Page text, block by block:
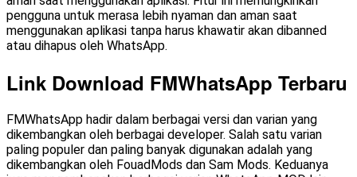
pengguna untuk merasa lebih nyaman dan aman saat
menggunakan aplikasi tanpa harus khawatir akan dibanned
atau dihapus oleh WhatsApp.
Link Download FMWhatsApp Terbaru
FMWhatsApp hadir dalam berbagai versi dan varian yang
dikembangkan oleh berbagai developer. Salah satu varian
paling populer dan paling banyak digunakan adalah yang
dikembangkan oleh FouadMods dan Sam Mods. Keduanya